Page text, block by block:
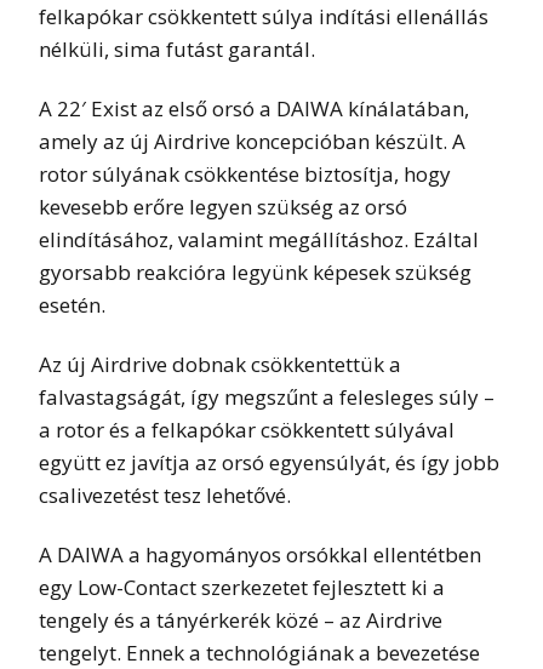
felkapókar csökkentett súlya indítási ellenállás
nélküli, sima futást garantál.
A 22′ Exist az első orsó a DAIWA kínálatában,
amely az új Airdrive koncepcióban készült. A
rotor súlyának csökkentése biztosítja, hogy
kevesebb erőre legyen szükség az orsó
elindításához, valamint megállításhoz. Ezáltal
gyorsabb reakcióra legyünk képesek szükség
esetén.
Az új Airdrive dobnak csökkentettük a
falvastagságát, így megszűnt a felesleges súly –
a rotor és a felkapókar csökkentett súlyával
együtt ez javítja az orsó egyensúlyát, és így jobb
csalivezetést tesz lehetővé.
A DAIWA a hagyományos orsókkal ellentétben
egy Low-Contact szerkezetet fejlesztett ki a
tengely és a tányérkerék közé – az Airdrive
tengelyt. Ennek a technológiának a bevezetése